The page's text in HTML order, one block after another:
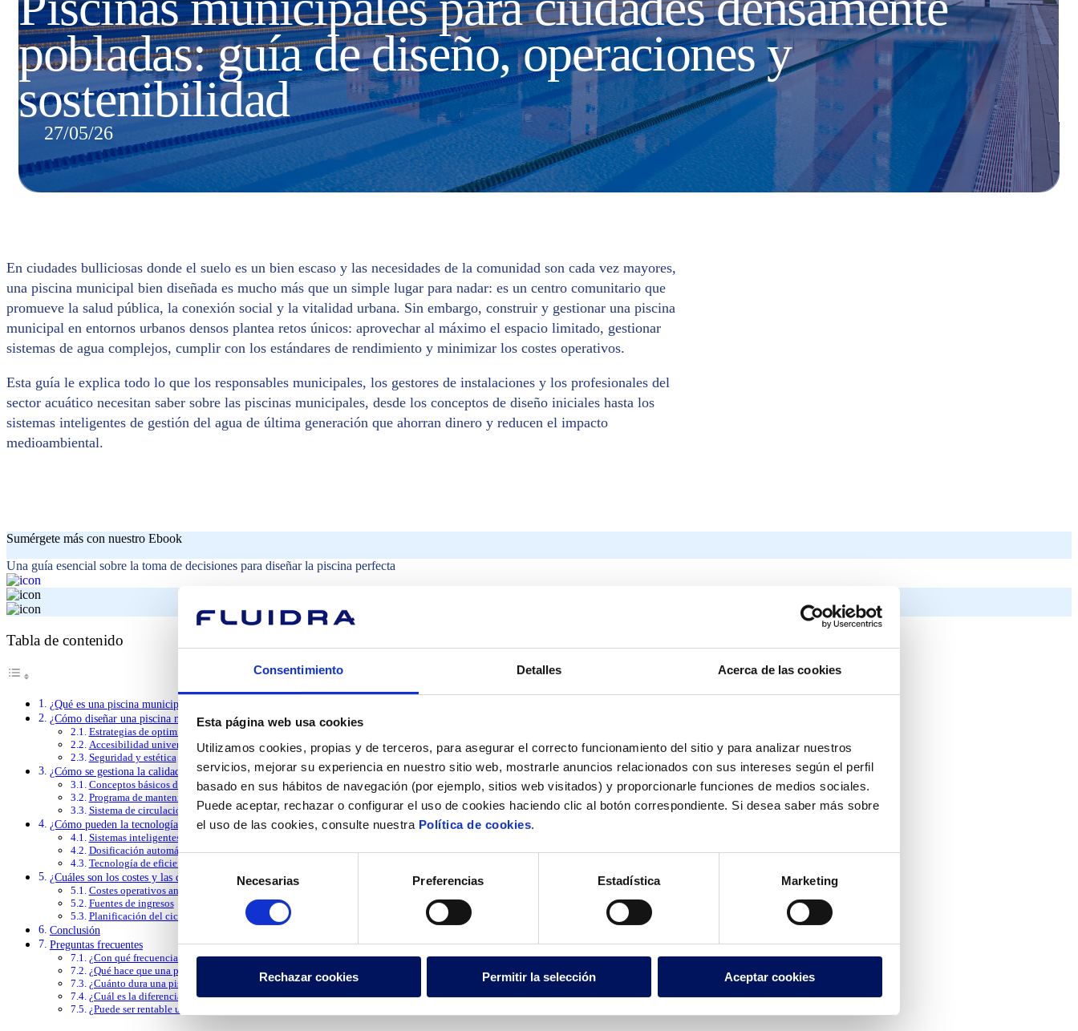
Consentimiento Detalles Acerca de las cookies
Esta página web usa cookies
Utilizamos cookies, propias y de terceros, para asegurar el correcto funcionamiento del sitio y para analizar nuestros
servicios, mejorar su experiencia en nuestro sitio web, mostrarle anuncios relacionados con sus intereses según el perfil
basado en sus hábitos de navegación (por ejemplo, sitios web visitados) y proporcionarle funciones de medios sociales.
Puede aceptar, rechazar o configurar el uso de cookies haciendo clic al botón correspondiente. Si desea saber más sobre
el uso de las cookies, consulte nuestra Política de cookies.
Selección
de
consentimiento
Necesarias Preferencias Estadística Marketing
Rechazar cookies Permitir la selección Aceptar cookies
pobladas: guía de diseño, operaciones y
sostenibilidad
27/05/26
En ciudades bulliciosas donde el suelo es un bien escaso y las necesidades de la comunidad son cada vez mayores,
una piscina municipal bien diseñada es mucho más que un simple lugar para nadar: es un centro comunitario que
promueve la salud pública, la conexión social y la vitalidad urbana. Sin embargo, construir y gestionar una piscina
municipal en entornos urbanos densos plantea retos únicos: aprovechar al máximo el espacio limitado, gestionar
sistemas de agua complejos, cumplir con los estándares de rendimiento y minimizar los costes operativos.
Esta guía le explica todo lo que los responsables municipales, los gestores de instalaciones y los profesionales del
sector acuático necesitan saber sobre las piscinas municipales, desde los conceptos de diseño iniciales hasta los
sistemas inteligentes de gestión del agua de última generación que ahorran dinero y reducen el impacto
medioambiental.
Sumérgete más con nuestro Ebook
Una guía esencial sobre la toma de decisiones para diseñar la piscina perfecta
Tabla de contenido
¿Qué es una piscina municipal y por qué las necesitan las ciudades?
¿Cómo diseñar una piscina municipal para entornos urbanos densos?
Estrategias de optimización del espacio
Accesibilidad universal y diseño inclusivo
Seguridad y estética
¿Cómo se gestiona la calidad del agua y el mantenimiento en una piscina municipal?
Conceptos básicos de la química del agua
Programa de mantenimiento
Sistema de circulación de agua
¿Cómo pueden la tecnología y la automatización reducir costes y mejorar la eficiencia?
Sistemas inteligentes de monitorización del agua
Dosificación automática de productos químicos
Tecnología de eficiencia energética
¿Cuáles son los costes y las consideraciones presupuestarias para las piscinas municipales?
Costes operativos anuales
Fuentes de ingresos
Planificación del ciclo de vida
Conclusión
Preguntas frecuentes
¿Con qué frecuencia se debe analizar el agua de las piscinas municipales?
¿Qué hace que una piscina sea segura y accesible para todos los miembros de la comunidad?
¿Cuánto dura una piscina municipal?
¿Cuál es la diferencia entre la tasa de recirculación y el tiempo de renovación del agua?
¿Puede ser rentable una piscina municipal?¿Puede ser rentable una piscina municipal?